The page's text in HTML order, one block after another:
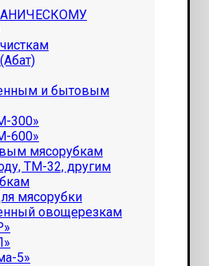
и бытовым
300»
600»
мясорубкам
ТМ-32, другим
мясорубки
овощерезкам
5»